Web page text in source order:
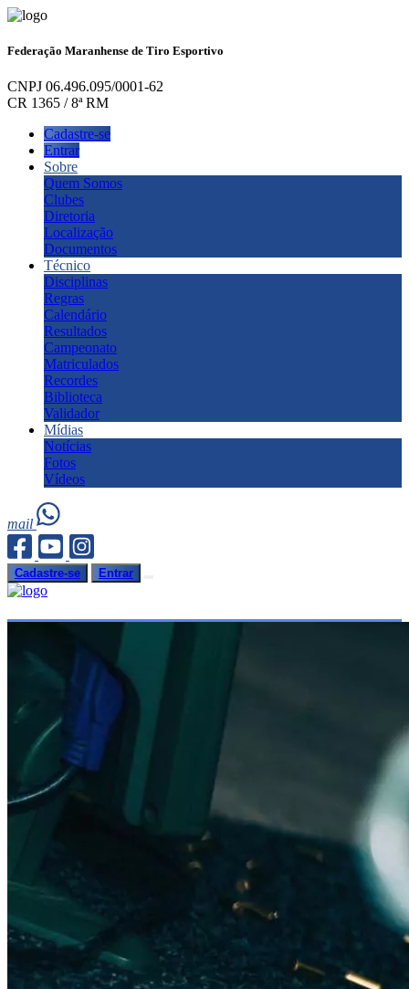
Federação Maranhense de Tiro Esportivo
CNPJ 06.496.095/0001-62
CR 1365 / 8ª RM
Cadastre-se
Entrar
Sobre
Quem Somos
Clubes
Diretoria
Localização
Documentos
Técnico
Disciplinas
Regras
Calendário
Resultados
Campeonato
Matriculados
Recordes
Biblioteca
Validador
Mídias
Notícias
Fotos
Vídeos
mail
Cadastre-se Entrar